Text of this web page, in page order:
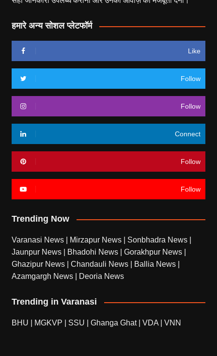
हमारे अन्य सोशल प्लेटफॉर्म
Like
Follow
Follow
Connect
Follow
Follow
Trending Now
Varanasi News Mirzapur News Sonbhadra News
Jaunpur News
Bhadohi News Gorakhpur News
Ghazipur News
Chandauli News Ballia News
Azamgargh News
Deoria News
Trending in Varanasi
BHU MGKVP SSU Ghanga Ghat| VDA VNN